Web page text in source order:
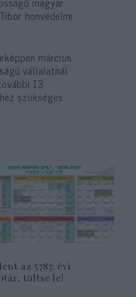
honvédelmi
március
vállalatnál
13
szükséges
az 5787. évi
töltse le!